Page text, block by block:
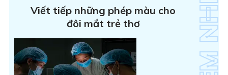
Viết tiếp những phép màu cho
đôi mắt trẻ thơ